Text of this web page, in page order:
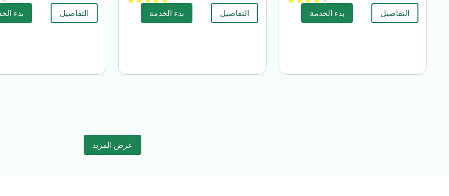
التفاصيل بدء الخدمة التفاصيل بدء الخدمة التفاصيل بدء
عرض المزيد